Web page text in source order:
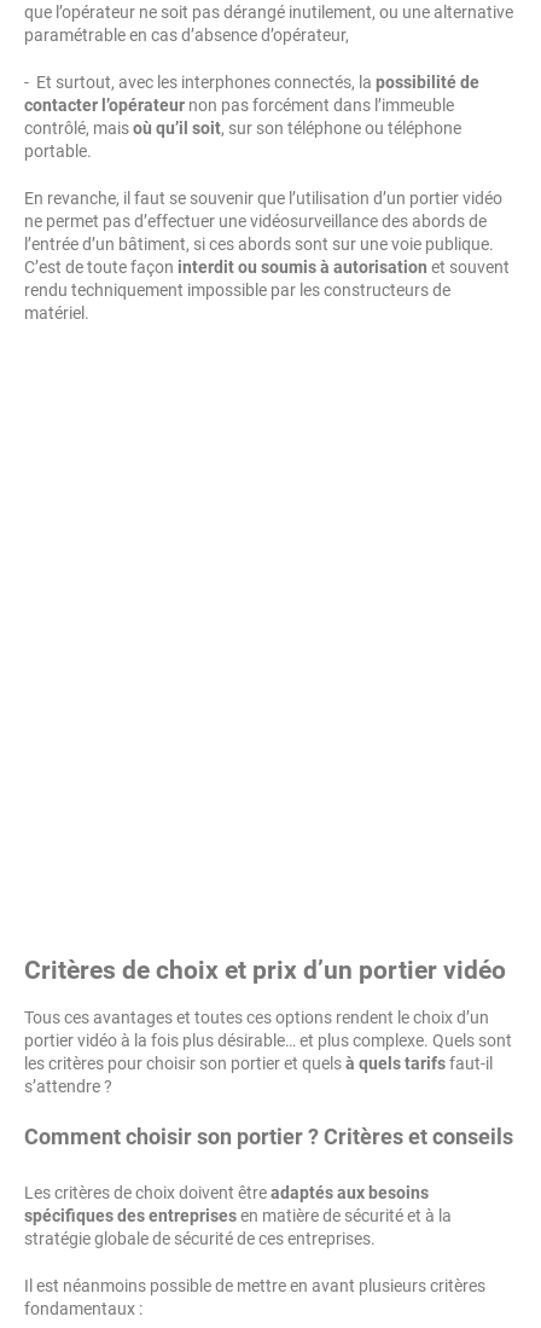
que l’opérateur ne soit pas dérangé inutilement, ou une alternative
paramétrable en cas d’absence d’opérateur,
- Et surtout, avec les interphones connectés, la possibilité de
contacter l’opérateur non pas forcément dans l’immeuble
contrôlé, maisoù qu’il soit, sur son téléphone ou téléphone
portable.
En revanche, il faut se souvenir que l’utilisation d’un portier vidéo
ne permet pas d’effectuer une vidéosurveillance des abords de
l’entrée d’un bâtiment, si ces abords sont sur une voie publique.
C’est de toute façon interdit ou soumis à autorisation et souvent
rendu techniquement impossible par les constructeurs de
matériel.
Critères de choix et prix d’un portier vidéo
Tous ces avantages et toutes ces options rendent le choix d’un
portier vidéo à la fois plus désirable… et plus complexe. Quels sont
les critères pour choisir son portier et quelsà quels tarifsfaut-il
s’attendre ?
Comment choisir son portier ? Critères et conseils
Les critères de choix doivent êtreadaptés aux besoins
spécifiques des entreprisesen matière de sécurité et à la
stratégie globale de sécurité de ces entreprises.
Il est néanmoins possible de mettre en avant plusieurs critères
fondamentaux :